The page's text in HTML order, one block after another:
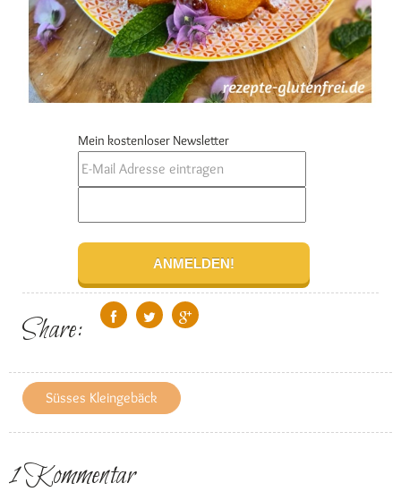
Mein kostenloser Newsletter
Share:
Süsses Kleingebäck
1 Kommentar